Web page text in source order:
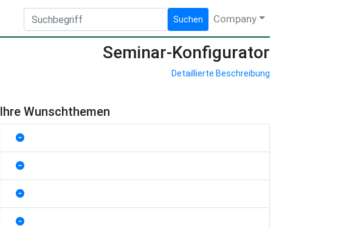
Suchen Company
Seminar-Konfigurator
Detaillierte Beschreibung
Ihre Wunschthemen